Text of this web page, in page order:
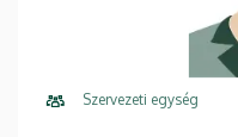
Szervezeti egység